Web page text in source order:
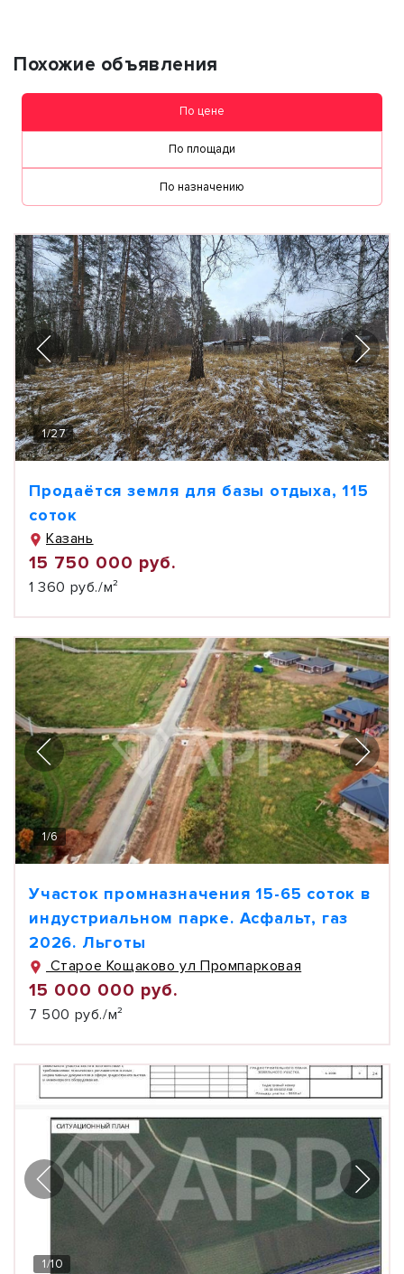
Похожие объявления
По цене
По площади
По назначению
1/27
Продаётся земля для базы отдыха, 115
соток
Казань
15 750 000 руб.
1 360 руб./м²
1/6
Участок промназначения 15-65 соток в
индустриальном парке. Асфальт, газ
2026. Льготы
Старое Кощаково ул Промпарковая
15 000 000 руб.
7 500 руб./м²
1/10